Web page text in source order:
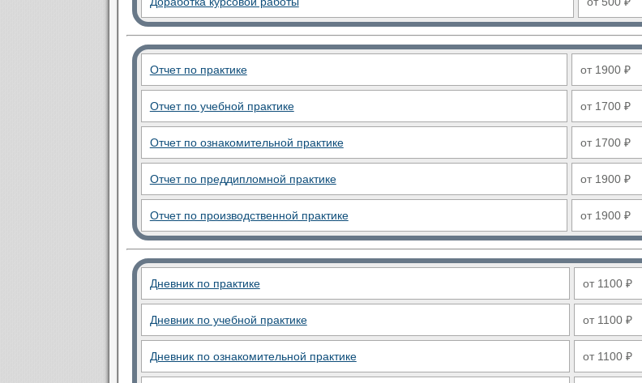
Отчет по практике от 1900 ₽
Отчет по учебной практике от 1700 ₽
Отчет по ознакомительной практике от 1700 ₽
Отчет по преддипломной практике от 1900 ₽
Отчет по производственной практике от 1900 ₽
Дневник по практике от 1100 ₽
Дневник по учебной практике от 1100 ₽
Дневник по ознакомительной практике от 1100 ₽